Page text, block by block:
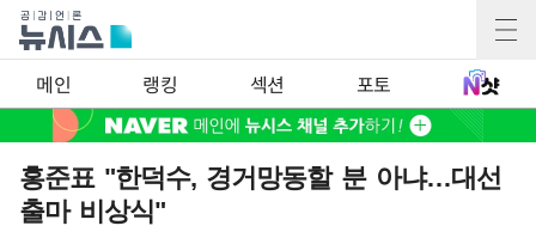
메인 랭킹 섹션 포토
홍준표 "한덕수, 경거망동할 분 아냐…대선
출마 비상식"